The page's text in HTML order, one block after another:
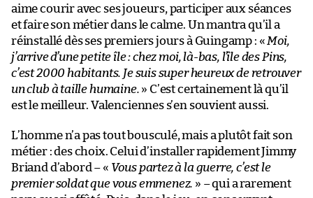
aime courir avec ses joueurs, participer aux séances
et faire son métier dans le calme. Un mantra qu’il a
réinstallé dès ses premiers jours à Guingamp : « Moi,
j’arrive d’une petite île : chez moi, là-bas, l’île des Pins,
c’est 2000 habitants. Je suis super heureux de retrouver
un club à taille humaine. » C’est certainement là qu’il
est le meilleur. Valenciennes s’en souvient aussi.
L’homme n’a pas tout bousculé, mais a plutôt fait son
métier : des choix. Celui d’installer rapidement Jimmy
Briand d’abord – « Vous partez à la guerre, c’est le
premier soldat que vous emmenez. » – qui a rarement